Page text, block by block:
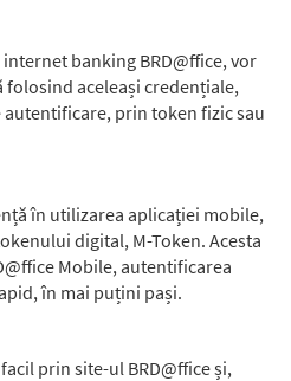
banking BRD@ffice, vor
aceleași credențiale,
prin token fizic sau
în utilizarea aplicației mobile,
digital, M-Token. Acesta
Mobile, autentificarea
în mai puțini pași.
prin site-ul BRD@ffice și,